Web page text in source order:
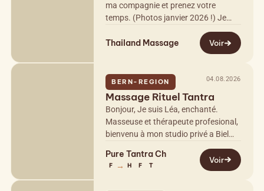
ma compagnie et prenez votre
temps. (Photos janvier 2026 !) Je
massages, alliant subtilement
Thailand Massage Voir
BERN-REGION 04.08.2026
Massage Rituel Tantra
Bonjour, Je suis Léa, enchanté.
Masseuse et thérapeute profesional,
bienvenu à mon studio privé a Biel
traditionnelle est un massage du
corps à…
Pure Tantra Ch
F → H F T
Voir